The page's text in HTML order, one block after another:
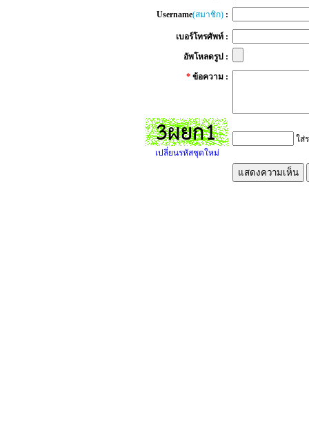
Username(สมาชิก) :
เบอร์โทรศัพท์ :
อัพโหลดรูป :
* ข้อความ :
เปลี่ยนรหัสชุดใหม่
ใส่